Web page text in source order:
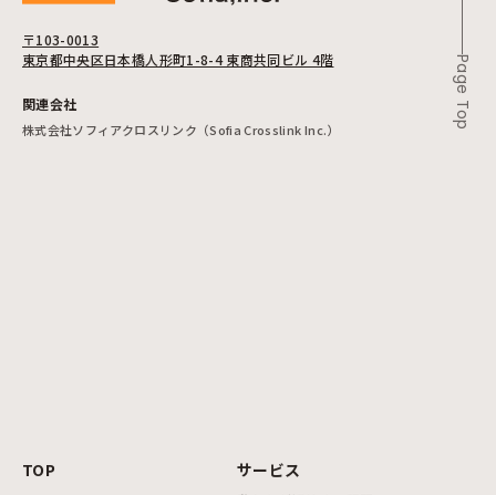
〒103-0013
東京都中央区日本橋人形町1-8-4 東商共同ビル 4階
関連会社
株式会社ソフィアクロスリンク（Sofia Crosslink Inc.）
TOP
サービス
Page Top